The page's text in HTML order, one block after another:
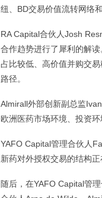
纽、BD交易价值流转网络
RA Capital合伙人Josh
合作趋势进行了犀利的解
占比较低、高价值并购交
路径。
Almirall外部创新副总监
欧洲医药市场环境、投资
YAFO Capital管理合伙人
新药对外授权交易的结构正
随后，在YAFO Capital管